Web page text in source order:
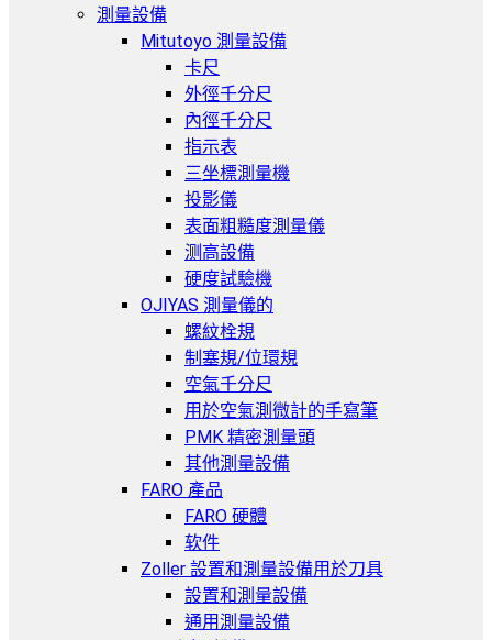
測量設備
Mitutoyo 測量設備
卡尺
外徑千分尺
內徑千分尺
指示表
三坐標測量機
投影儀
表面粗糙度測量儀
测高設備
硬度試驗機
OJIYAS 測量儀的
螺紋栓規
制塞規/位環規
空氣千分尺
用於空氣測微計的手寫筆
PMK 精密測量頭
其他測量設備
FARO 產品
FARO 硬體
软件
Zoller 設置和測量設備用於刀具
設置和測量設備
通用測量設備